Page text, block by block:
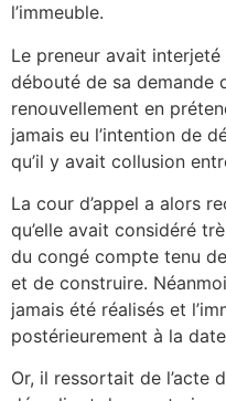
l’immeuble.
Le preneur avait interjeté
débouté de sa demande
renouvellement en
jamais eu l’intention de
qu’il y avait collusion
La cour d’appel a alors
qu’elle avait considéré
du congé compte tenu
et de construire.
jamais été réalisés et
postérieurement à la
Or, il ressortait de l’acte